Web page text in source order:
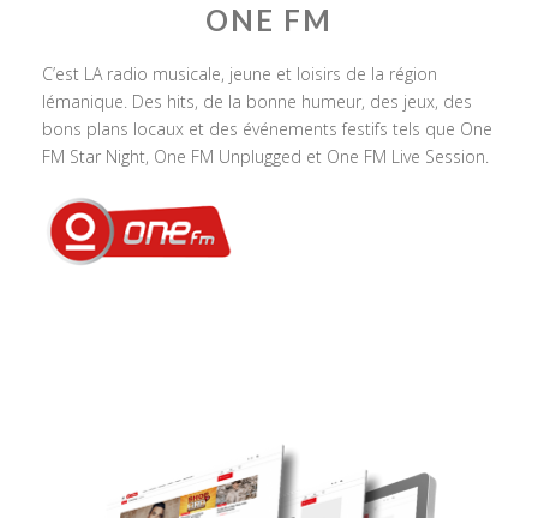
ONE FM
C’est LA radio musicale, jeune et loisirs de la région
lémanique. Des hits, de la bonne humeur, des jeux, des
bons plans locaux et des événements festifs tels que One
FM Star Night, One FM Unplugged et One FM Live Session.